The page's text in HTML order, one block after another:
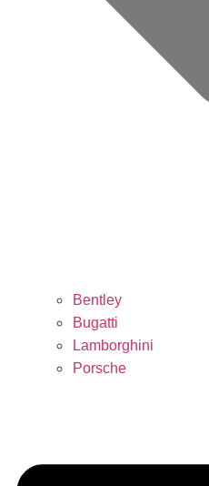
Bentley
Bugatti
Lamborghini
Porsche